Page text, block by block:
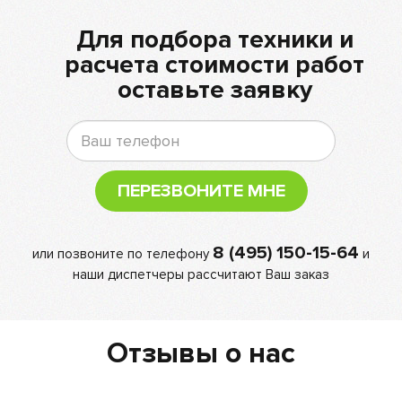
Для подбора техники и
расчета стоимости работ
оставьте заявку
ПЕРЕЗВОНИТЕ МНЕ
или позвоните по телефону 8 (495) 150-15-64 и
наши диспетчеры рассчитают Ваш заказ
Отзывы о нас